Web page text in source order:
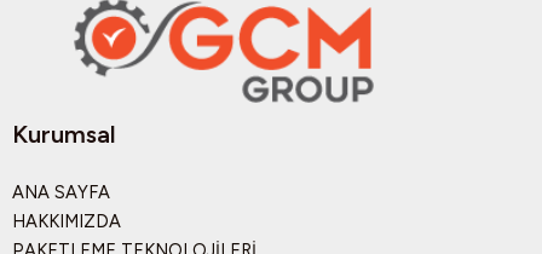
Kurumsal
ANA SAYFA
HAKKIMIZDA